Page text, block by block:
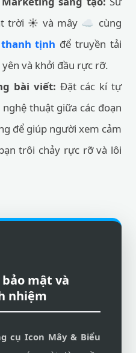
trời ☀️ và mây ☁️ cùng
tịnh để truyền tải
và khởi đầu rực rỡ.
bài viết: Đặt các kí tự
thuật giữa các đoạn
để giúp người xem cảm
trôi chảy rực rỡ và lôi
mật và
nhiệm
cụ Icon Mây & Biểu